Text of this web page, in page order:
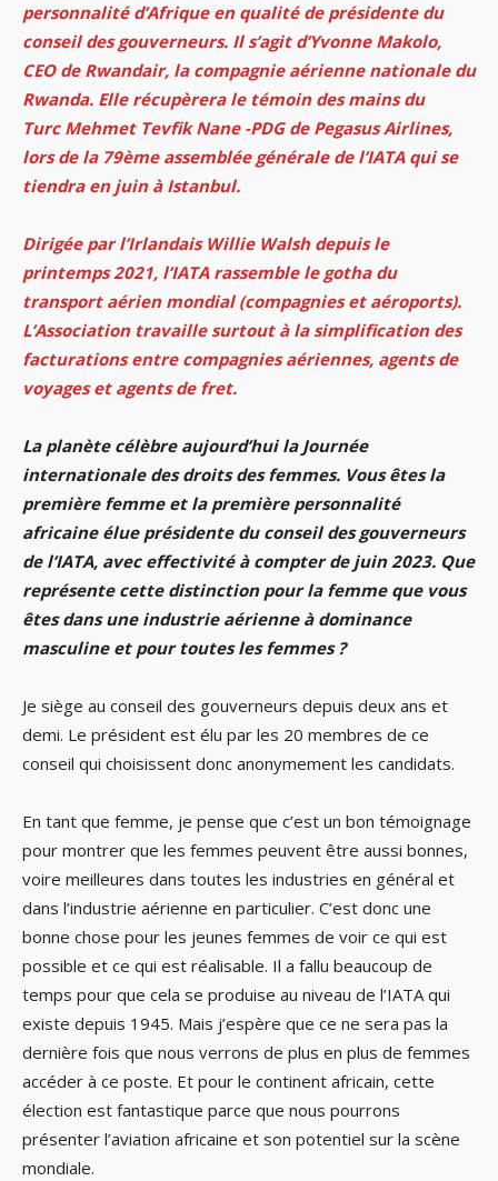
personnalité d’Afrique en qualité de présidente du
conseil des gouverneurs. Il s’agit d’Yvonne Makolo,
CEO de Rwandair, la compagnie aérienne nationale du
Rwanda. Elle récupèrera le témoin des mains du
Turc Mehmet Tevfik Nane -PDG de Pegasus Airlines,
lors de la 79ème assemblée générale de l’IATA qui se
tiendra en juin à Istanbul.
Dirigée par l’Irlandais Willie Walsh depuis le
printemps 2021, l’IATA rassemble le gotha du
transport aérien mondial (compagnies et aéroports).
L’Association travaille surtout à la simplification des
facturations entre compagnies aériennes, agents de
voyages et agents de fret.
La planète célèbre aujourd’hui la Journée
internationale des droits des femmes. Vous êtes la
première femme et la première personnalité
africaine élue présidente du conseil des gouverneurs
de l’IATA, avec effectivité à compter de juin 2023. Que
représente cette distinction pour la femme que vous
êtes dans une industrie aérienne à dominance
masculine et pour toutes les femmes ?
Je siège au conseil des gouverneurs depuis deux ans et
demi. Le président est élu par les 20 membres de ce
conseil qui choisissent donc anonymement les candidats.
En tant que femme, je pense que c’est un bon témoignage
pour montrer que les femmes peuvent être aussi bonnes,
voire meilleures dans toutes les industries en général et
dans l’industrie aérienne en particulier. C’est donc une
bonne chose pour les jeunes femmes de voir ce qui est
possible et ce qui est réalisable. Il a fallu beaucoup de
temps pour que cela se produise au niveau de l’IATA qui
existe depuis 1945. Mais j’espère que ce ne sera pas la
dernière fois que nous verrons de plus en plus de femmes
accéder à ce poste. Et pour le continent africain, cette
élection est fantastique parce que nous pourrons
présenter l’aviation africaine et son potentiel sur la scène
mondiale.